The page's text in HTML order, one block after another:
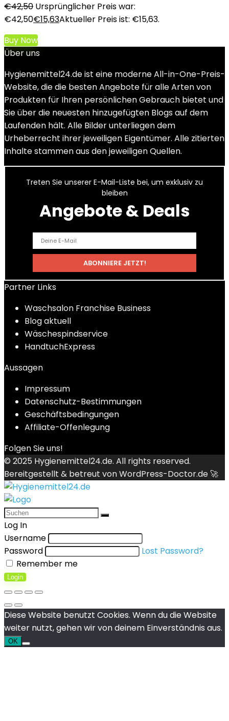
€42,50 Ursprünglicher Preis war:
€42,50€15,63Aktueller Preis ist: €15,63.
Buy Now
Über uns
Hygienemittel24.de ist eine moderne All-in-One-Preis-
Website, die die besten Angebote für alle Arten von
Produkten für Ihren persönlichen Gebrauch bietet und
Sie über die neuesten hinzugefügten Blogs auf dem
Laufenden hält. Alle Bilder unterliegen dem
Urheberrecht ihrer jeweiligen Eigentümer. Alle zitierten
Inhalte stammen aus den jeweiligen Quellen.
Treten Sie unserer E-Mail-Liste bei, um exklusiv zu
bleiben
Angebote & Deals
Partner Links
Waschsalon Franchise Business
Blog aktuell
Wäschespindservice
HandtuchExpress
Aussagen
Impressum
Datenschutz-Bestimmungen
Geschäftsbedingungen
Affiliate-Offenlegung
Folgen Sie uns!
© 2025 Hygienemittel24.de. All rights reserved.
Bereitgestellt & betreut vonWordPress-Doctor.de 🚀
Log In
Username
Password
Lost Password?
Remember me
Login
Diese Website benutzt Cookies. Wenn du die Website
weiter nutzt, gehen wir von deinem Einverständnis aus.
OK